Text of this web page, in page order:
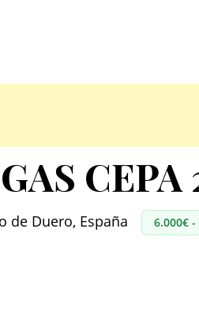
CEPA
de Duero, España 6.000€